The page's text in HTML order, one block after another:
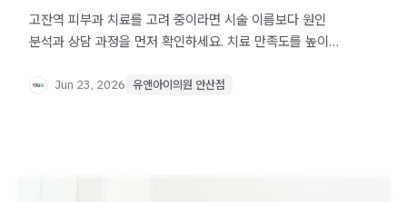
고잔역 피부과 치료를 고려 중이라면 시술 이름보다 원인
분석과 상담 과정을 먼저 확인하세요. 치료 만족도를 높이는
정리했습니다.
Jun 23, 2026 유앤아이의원 안산점